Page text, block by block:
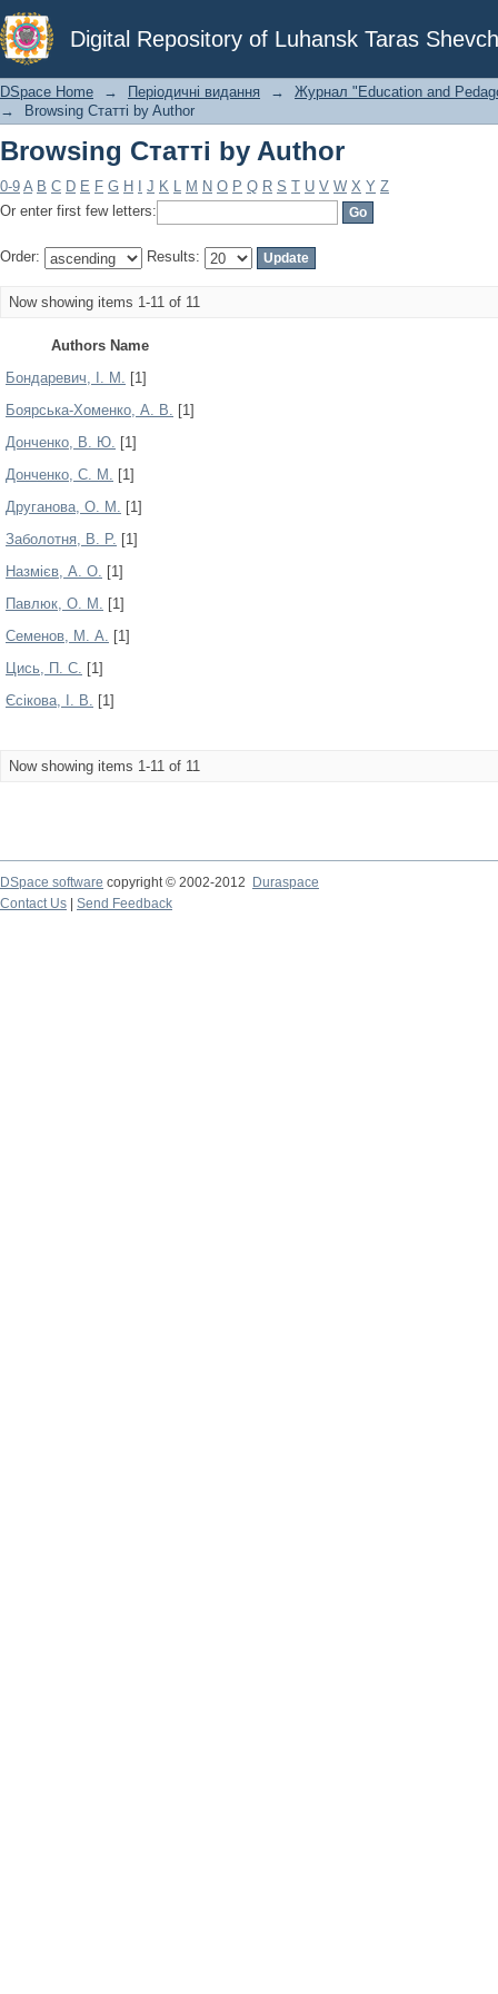
Digital Repository of Luhansk Taras
Browsing Статті by Author
DSpace Home → Періодичні видання →
Журнал "Education and
→
Browsing Статті by Author
Browsing Статті by Author
0-9 A B C D E F G H J K L M N O P Q R S T U V W X Y Z
Or enter first few letters:
Order: Results:
Now showing items 1-11 of 11
Authors Name
Бондаревич, І. М. [1]
Боярська-Хоменко, А. В. [1]
Донченко, В. Ю. [1]
Донченко, С. М. [1]
Друганова, О. М. [1]
Заболотня, В. Р. [1]
Назмієв, А. О. [1]
Павлюк, О. М. [1]
Семенов, М. А. [1]
Цись, П. С. [1]
Єсікова, І. В. [1]
Now showing items 1-11 of 11
DSpace software copyright © 2002-2012
Duraspace
Contact Us
Send Feedback